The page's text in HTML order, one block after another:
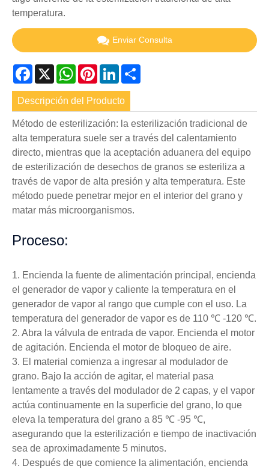
temperatura.
Enviar Consulta
Facebook
X WhatsApp
PinterestLinkedIn
Descripción del Producto
Método de esterilización: la esterilización tradicional de
alta temperatura suele ser a través del calentamiento
directo, mientras que la aceptación aduanera del equipo
de esterilización de desechos de granos se esteriliza a
través de vapor de alta presión y alta temperatura. Este
método puede penetrar mejor en el interior del grano y
matar más microorganismos.
Proceso:
1. Encienda la fuente de alimentación principal, encienda
el generador de vapor y caliente la temperatura en el
generador de vapor al rango que cumple con el uso. La
temperatura del generador de vapor es de 110 ℃ -120 ℃.
2. Abra la válvula de entrada de vapor. Encienda el motor
de agitación. Encienda el motor de bloqueo de aire.
3. El material comienza a ingresar al modulador de
grano. Bajo la acción de agitar, el material pasa
lentamente a través del modulador de 2 capas, y el vapor
actúa continuamente en la superficie del grano, lo que
eleva la temperatura del grano a 85 ℃ -95 ℃,
asegurando que la esterilización e tiempo de inactivación
sea de aproximadamente 5 minutos.
4. Después de que comience la alimentación, encienda